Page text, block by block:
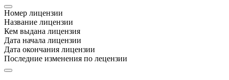
Номер лицензии
Название лицензии
Кем выдана лицензия
Дата начала лицензии
Дата окончания лицензии
Последние изменения по лецензии